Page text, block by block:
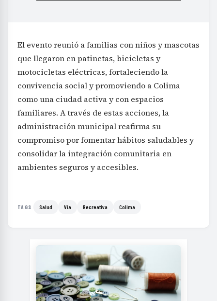
El evento reunió a familias con niños y mascotas
que llegaron en patinetas, bicicletas y
motocicletas eléctricas, fortaleciendo la
convivencia social y promoviendo a Colima
como una ciudad activa y con espacios
familiares. A través de estas acciones, la
administración municipal reafirma su
compromiso por fomentar hábitos saludables y
consolidar la integración comunitaria en
ambientes seguros y accesibles.
TAGS Salud Vía Recreativa Colima